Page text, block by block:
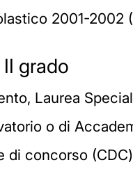
2001-2002
grado
Laurea
o di
di concorso